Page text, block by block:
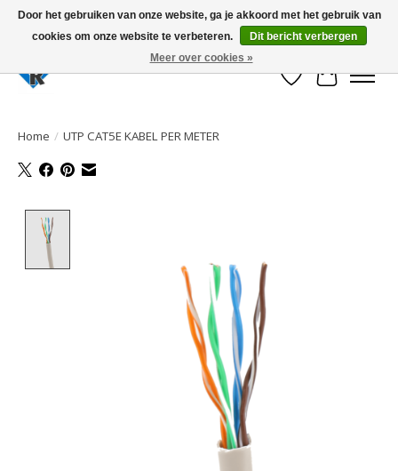
Large selection of products and fast shipping!
Verlanglijst
Home / UTP CAT5E KABEL PER METER
Door het gebruiken van onze website, ga je akkoord met het gebruik van
cookies om onze website te verbeteren.
Dit bericht verbergen
Meer over cookies »